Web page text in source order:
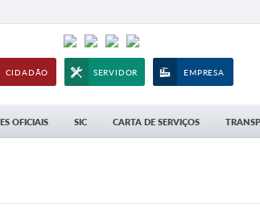
CIDADÃO SERVIDOR EMPRESA
OFICIAIS SIC CARTA DE SERVIÇOS